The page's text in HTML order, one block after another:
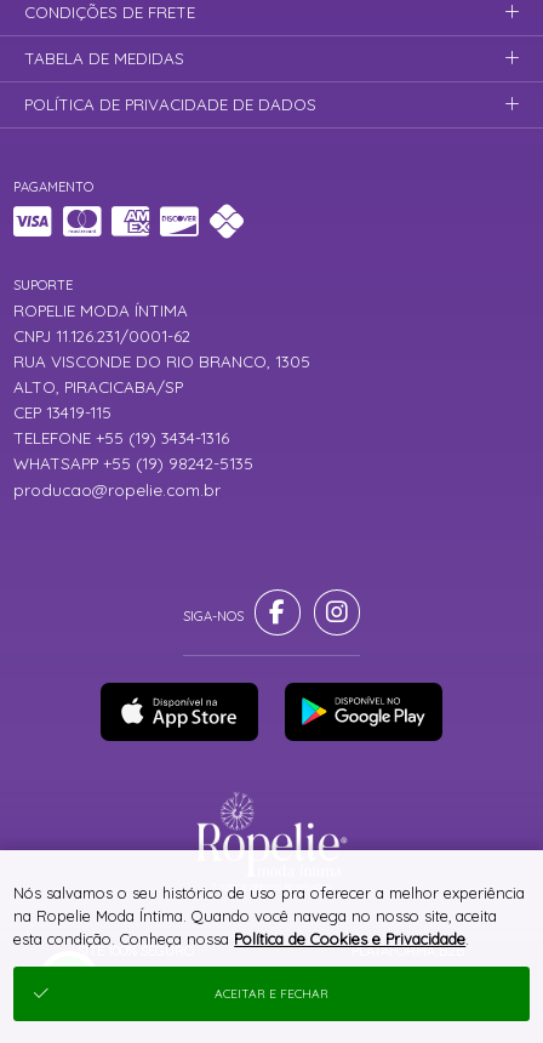
PAGAMENTO
SITE 100% SEGURO PLATAFORMA B2B
SUPORTE
ROPELIE MODA ÍNTIMA
CNPJ 11.126.231/0001-62
RUA VISCONDE DO RIO BRANCO, 1305
ALTO, PIRACICABA/SP
CEP 13419-115
TELEFONE +55 (19) 3434-1316
WHATSAPP +55 (19) 98242-5135
producao@ropelie.com.br
CONDIÇÕES DE FRETE
TABELA DE MEDIDAS
POLÍTICA DE PRIVACIDADE DE DADOS
® TODOS DIREITOS RESERVADOS
Nós salvamos o seu histórico de uso pra oferecer a melhor experiência
na Ropelie Moda Íntima. Quando você navega no nosso site, aceita
esta condição. Conheça nossa Política de Cookies e Privacidade
ACEITAR E FECHAR